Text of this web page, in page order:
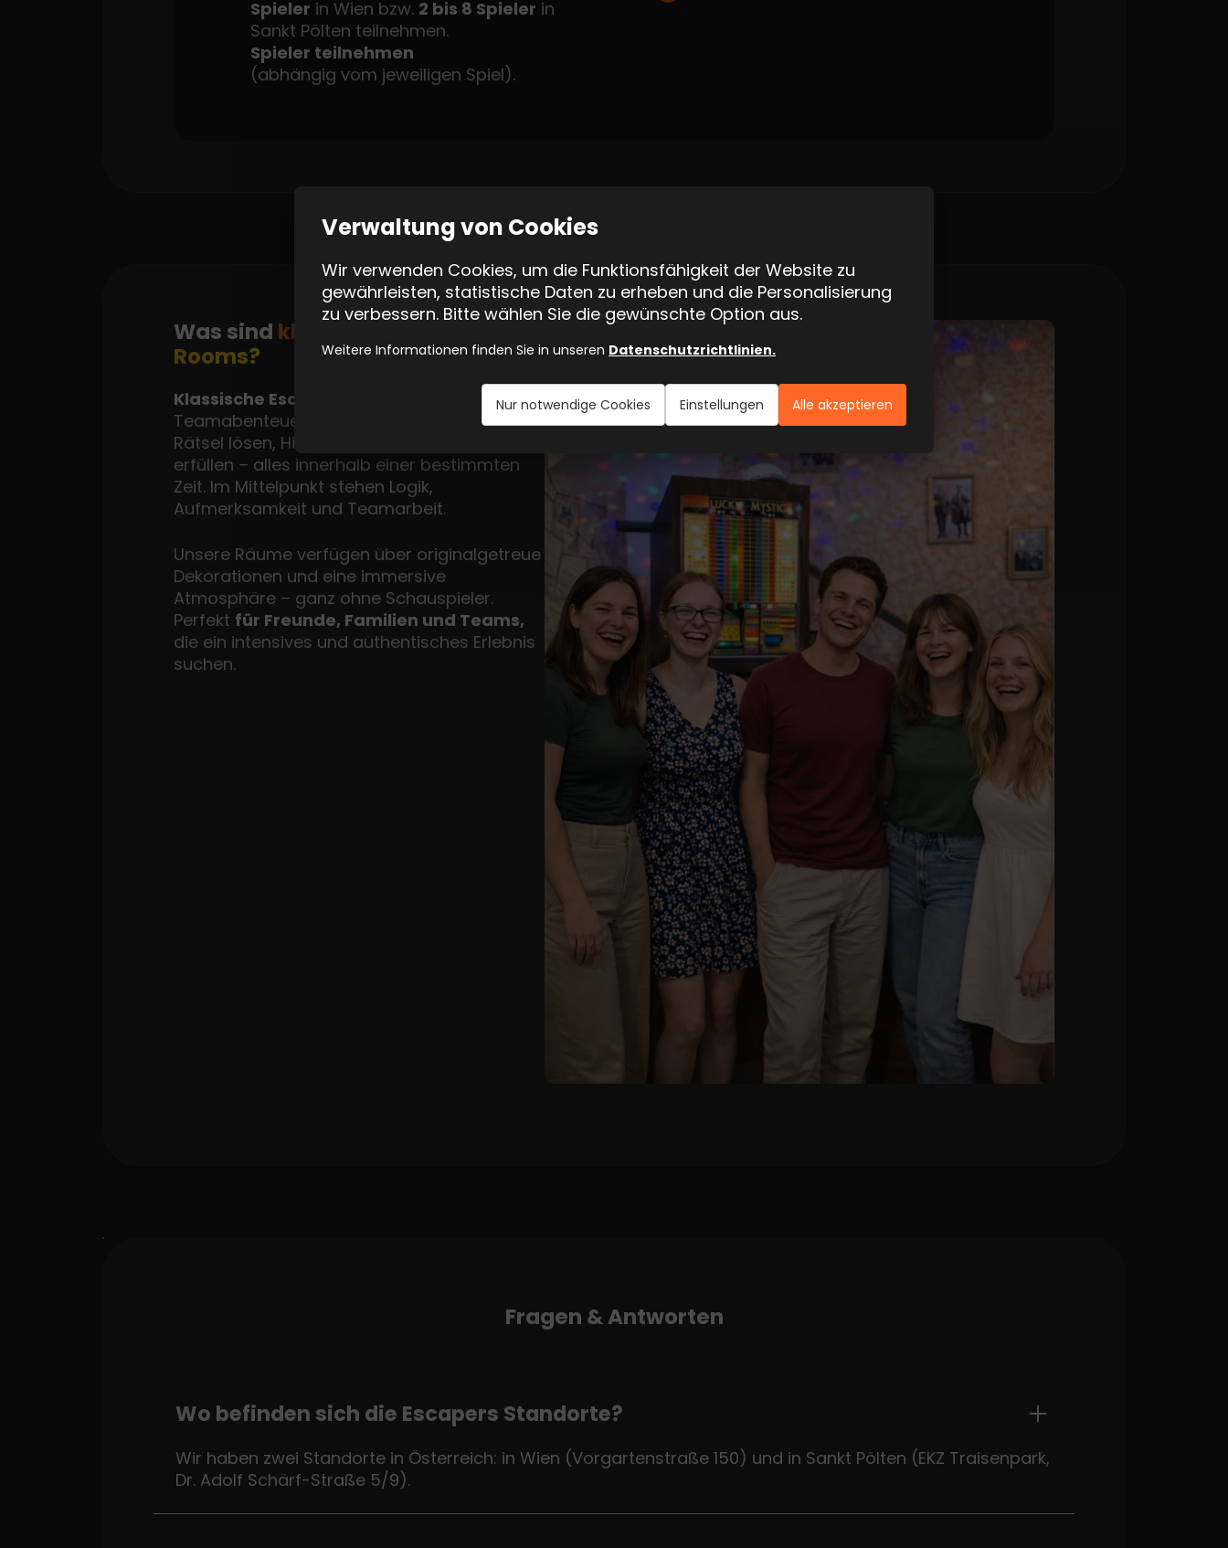
Spieler in Wien bzw. 2 bis 8 Spieler in
Sankt Pölten teilnehmen.
Spieler teilnehmen
(abhängig vom jeweiligen Spiel).
Was sind klassische Escape
Rooms?
Klassische Escape Rooms
sind spannende
Teamabenteuer, bei denen Sie gemeinsam
Rätsel lösen, Hinweise finden und Aufgaben
erfüllen – alles innerhalb einer bestimmten
Zeit. Im Mittelpunkt stehen Logik,
Aufmerksamkeit und Teamarbeit.
Unsere Räume verfügen über originalgetreue
Dekorationen und eine immersive
Atmosphäre – ganz ohne Schauspieler.
Perfekt für Freunde, Familien und Teams,
die ein intensives und authentisches Erlebnis
suchen.
Fragen & Antworten
Wo befinden sich die Escapers Standorte?
Wir haben zwei Standorte in Österreich: in Wien (Vorgartenstraße 150) und in Sankt Pölten (EKZ Traisenpark,
Dr. Adolf Schärf-Straße 5/9).
Verwaltung von Cookies
Wir verwenden Cookies, um die Funktionsfähigkeit der Website zu
gewährleisten, statistische Daten zu erheben und die Personalisierung
zu verbessern. Bitte wählen Sie die gewünschte Option aus.
Weitere Informationen finden Sie in unseren Datenschutzrichtlinien.
Nur notwendige Cookies Einstellungen Alle akzeptieren